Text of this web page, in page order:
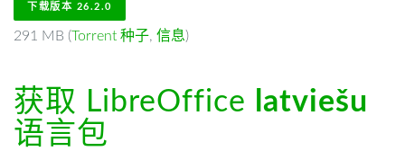
下载版本 26.2.0
291 MB (Torrent 种子, 信息)
获取 LibreOffice
latviešu
语言包